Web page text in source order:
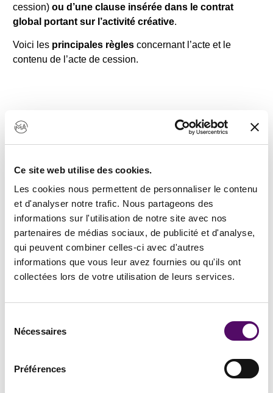
Ce site web utilise des cookies.
Les cookies nous permettent de personnaliser le contenu
et d'analyser notre trafic. Nous partageons des
informations sur l'utilisation de notre site avec nos
partenaires de médias sociaux, de publicité et d'analyse,
qui peuvent combiner celles-ci avec d'autres
informations que vous leur avez fournies ou qu'ils ont
collectées lors de votre utilisation de leurs services.
Nécessaires
Préférences
cession) ou d’une clause insérée dans le contrat
global portant sur l’activité créative.
Voici les principales règles concernant l’acte et le
contenu de l’acte de cession.
L’acte de cession de droits
Le prestataire de service peut vous
céder
partiellement ou totalement ses droits d’auteur.
La cession se fait à titre onéreux,c’est-à-dire contre
rémunération. La contrepartie doit alors être indiquée
dans l’acte de cession. Cette contrepartie peut être inclue
dans la somme convenue pour réaliser la prestation,
mais il faut le préciser expressément.
droits